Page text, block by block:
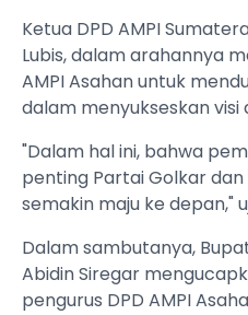
Ketua DPD AMPI
Lubis, dalam arahannya
AMPI Asahan untuk
dalam menyukseskan visi
"Dalam hal ini, bahwa
penting Partai Golkar dan
semakin maju ke depan,"
Dalam sambutanya,
Abidin Siregar
pengurus DPD AMPI